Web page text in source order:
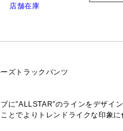
店舗在庫
ズトラックパンツ
に”ALLSTAR”のラインをデザイ
とでよりトレンドライクな印象